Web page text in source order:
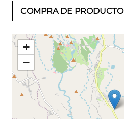
COMPRA DE PRODUCTO
+
−